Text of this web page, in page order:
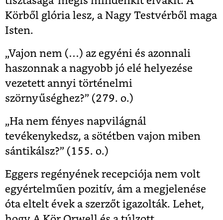
Körből glória lesz, a Nagy Testvérből maga
Isten.
„Vajon nem (…) az egyéni és azonnali
haszonnak a nagyobb jó elé helyezése
vezetett annyi történelmi
szörnyűséghez?” (279. o.)
„Ha nem fényes napvilágnál
tevékenykedsz, a sötétben vajon miben
sántikálsz?” (155. o.)
Eggers regényének recepciója nem volt
egyértelműen pozitív, ám a megjelenése
óta eltelt évek a szerzőt igazolták. Lehet,